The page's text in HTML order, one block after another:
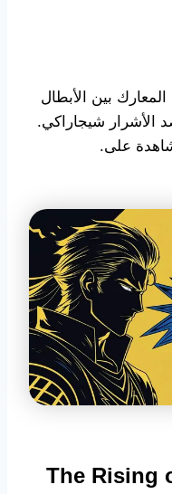
بين الأبطال
الأشرار شيجاراكي.
على.
3. The